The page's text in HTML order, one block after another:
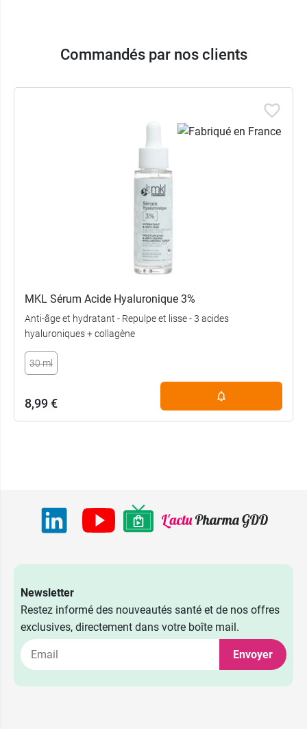
Commandés par nos clients
MKL Sérum Acide Hyaluronique 3%
Anti-âge et hydratant - Repulpe et lisse - 3 acides
hyaluroniques + collagène
30 ml
8,99 €
Newsletter
Restez informé des nouveautés santé et de nos offres
exclusives, directement dans votre boîte mail.
Envoyer